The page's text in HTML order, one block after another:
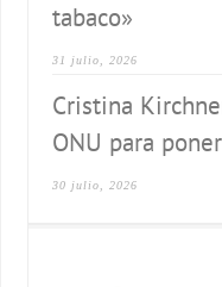
tabaco»
31 julio, 2026
Cristina
ONU para
30 julio, 2026